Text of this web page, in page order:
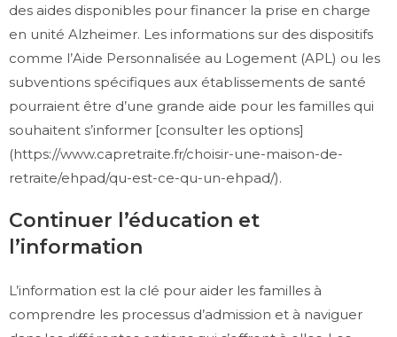
des aides disponibles pour financer la prise en charge
en unité Alzheimer. Les informations sur des dispositifs
comme l’Aide Personnalisée au Logement (APL) ou les
subventions spécifiques aux établissements de santé
pourraient être d’une grande aide pour les familles qui
souhaitent s’informer [consulter les options]
(https://www.capretraite.fr/choisir-une-maison-de-
retraite/ehpad/qu-est-ce-qu-un-ehpad/).
Continuer l’éducation et
l’information
L’information est la clé pour aider les familles à
comprendre les processus d’admission et à naviguer